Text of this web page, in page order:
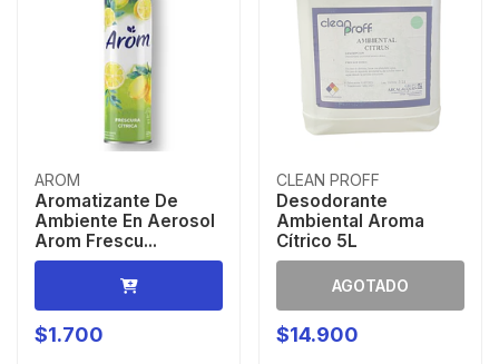
AROM
Aromatizante De
Ambiente En Aerosol
Arom Frescu...
$1.700
CLEAN PROFF
Desodorante
Ambiental Aroma
Cítrico 5L
AGOTADO
$14.900